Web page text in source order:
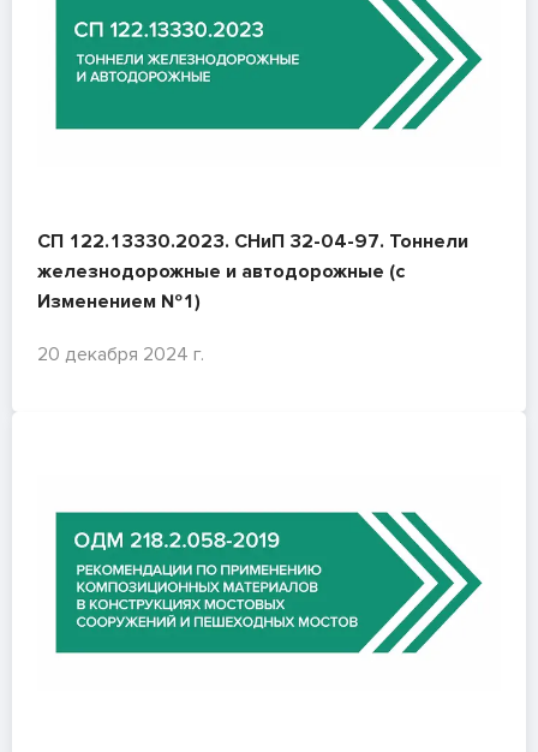
СП 122.13330.2023. СНиП 32-04-97. Тоннели
железнодорожные и автодорожные (с
Изменением №1)
20 декабря 2024 г.